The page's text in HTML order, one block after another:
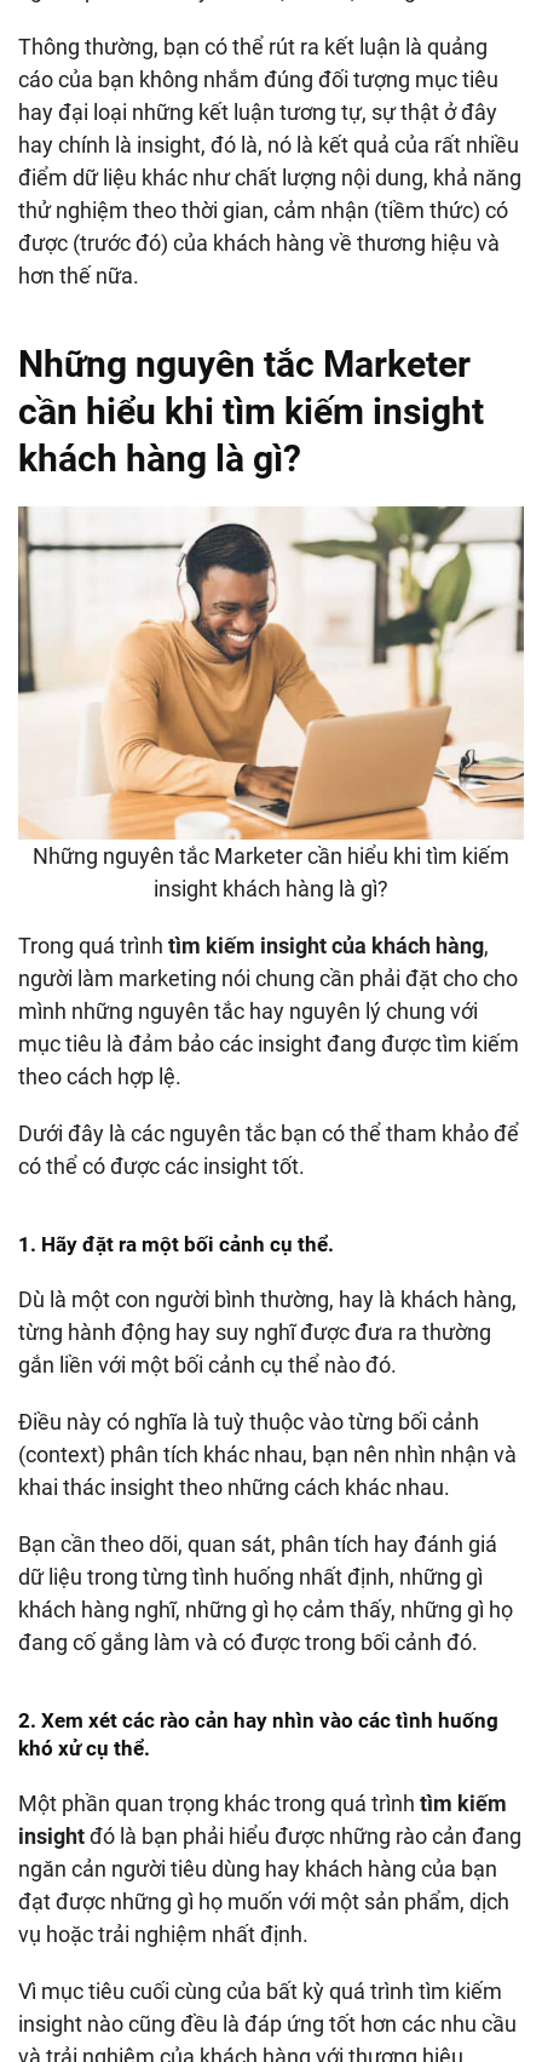
Thông thường, bạn có thể rút ra kết luận là quảng
cáo của bạn không nhắm đúng đối tượng mục tiêu
hay đại loại những kết luận tương tự, sự thật ở đây
hay chính là insight, đó là, nó là kết quả của rất nhiều
điểm dữ liệu khác như chất lượng nội dung, khả năng
thử nghiệm theo thời gian, cảm nhận (tiềm thức) có
được (trước đó) của khách hàng về thương hiệu và
hơn thế nữa.
Những nguyên tắc Marketer
cần hiểu khi tìm kiếm insight
khách hàng là gì?
Những nguyên tắc Marketer cần hiểu khi tìm kiếm
insight khách hàng là gì?
Trong quá trình tìm kiếm insight của khách hàng,
người làm marketing nói chung cần phải đặt cho cho
mình những nguyên tắc hay nguyên lý chung với
mục tiêu là đảm bảo các insight đang được tìm kiếm
theo cách hợp lệ.
Dưới đây là các nguyên tắc bạn có thể tham khảo để
có thể có được các insight tốt.
1. Hãy đặt ra một bối cảnh cụ thể.
Dù là một con người bình thường, hay là khách hàng,
từng hành động hay suy nghĩ được đưa ra thường
gắn liền với một bối cảnh cụ thể nào đó.
Điều này có nghĩa là tuỳ thuộc vào từng bối cảnh
(context) phân tích khác nhau, bạn nên nhìn nhận và
khai thác insight theo những cách khác nhau.
Bạn cần theo dõi, quan sát, phân tích hay đánh giá
dữ liệu trong từng tình huống nhất định, những gì
khách hàng nghĩ, những gì họ cảm thấy, những gì họ
đang cố gắng làm và có được trong bối cảnh đó.
2. Xem xét các rào cản hay nhìn vào các tình huống
khó xử cụ thể.
Một phần quan trọng khác trong quá trình tìm kiếm
insightđó là bạn phải hiểu được những rào cản đang
ngăn cản người tiêu dùng hay khách hàng của bạn
đạt được những gì họ muốn với một sản phẩm, dịch
vụ hoặc trải nghiệm nhất định.
Vì mục tiêu cuối cùng của bất kỳ quá trình tìm kiếm
insight nào cũng đều là đáp ứng tốt hơn các nhu cầu
và trải nghiệm của khách hàng với thương hiệu,